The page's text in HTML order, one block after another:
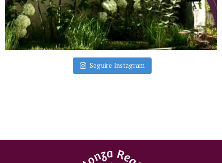
Seguire Instagram